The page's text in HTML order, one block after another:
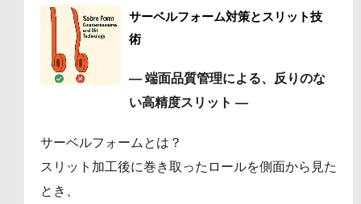
サーベルフォーム対策とスリット技
術
― 端面品質管理による、反りのな
い高精度スリット ―
サーベルフォームとは？
スリット加工後に巻き取ったロールを側面から見た
とき、